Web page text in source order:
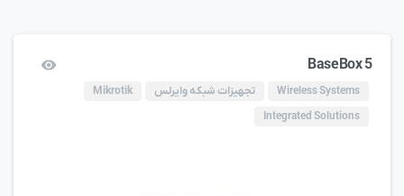
BaseBox 5
Wireless Systems تجهیزات شبکه وایرلس
Mikrotik
Integrated Solutions